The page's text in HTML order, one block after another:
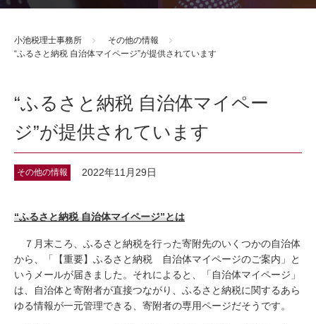
小池税理士事務所
その他の情報
“ふるさと納税 自治体マイページ”が提供されています
“ふるさと納税 自治体マイペー
ジ”が提供されています
その他の情報 2022年11月29日
“ふるさと納税 自治体マイページ”とは
７月末ころ、ふるさと納税を行った寄附先のいくつかの自治体
から、「【重要】ふるさと納税 自治体マイページのご案内」と
いうメールが届きました。それによると、「自治体マイページ」
は、自治体と寄附者が直接つながり、ふるさと納税に関するあら
ゆる情報が一元管理できる、寄附者の専用ページだそうです。